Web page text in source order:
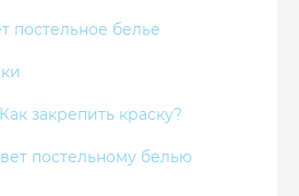
постельное белье
закрепить краску?
постельному белью